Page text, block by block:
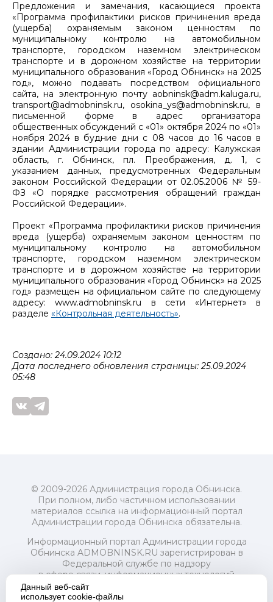
Предложения и замечания, касающиеся проекта
«Программа профилактики рисков причинения вреда
(ущерба) охраняемым законом ценностям по
муниципальному контролю на автомобильном
транспорте, городском наземном электрическом
транспорте и в дорожном хозяйстве на территории
муниципального образования «Город Обнинск» на 2025
год», можно подавать посредством официального
сайта, на электронную почту aobninsk@adm.kaluga.ru,
transport@admobninsk.ru, osokina_ys@admobninsk.ru, в
письменной форме в адрес организатора
общественных обсуждений с «01» октября 2024 по «01»
ноября 2024 в будние дни с 08 часов до 16 часов в
здании Администрации города по адресу: Калужская
область, г. Обнинск, пл. Преображения, д. 1, с
указанием данных, предусмотренных Федеральным
законом Российской Федерации от 02.05.2006 № 59-
ФЗ «О порядке рассмотрения обращений граждан
Российской Федерации».
Проект «Программа профилактики рисков причинения
вреда (ущерба) охраняемым законом ценностям по
муниципальному контролю на автомобильном
транспорте, городском наземном электрическом
транспорте и в дорожном хозяйстве на территории
муниципального образования «Город Обнинск» на 2025
год» размещен на официальном сайте по следующему
адресу: www.admobninsk.ru в сети «Интернет» в
разделе «Контрольная деятельность».
Создано: 24.09.2024 10:12
Дата последнего обновления страницы: 25.09.2024
05:48
© 2009-2026 Администрация города Обнинска.
При полном, либо частичном использовании
материалов ссылка на информационный портал
Администрации города Обнинска обязательна.
Информационный портал Администрации города
Обнинска ADMOBNINSK.RU зарегистрирован в
Федеральной службе по надзору
в сфере связи, информационных технологий
и массовых коммуникаций (Роскомнадзор) 24 июля
2018 года.
Данный веб-сайт
использует cookie-файлы